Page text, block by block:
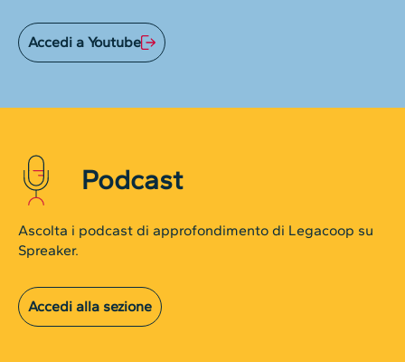
Accedi a Youtube
Podcast
Ascolta i podcast di approfondimento di Legacoop su
Spreaker.
Accedi alla sezione